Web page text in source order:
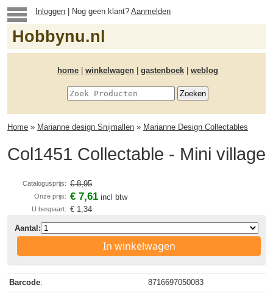
Inloggen | Nog geen klant?Aanmelden
Hobbynu.nl
home winkelwagen gastenboek weblog
Home » Marianne design Snijmallen » Marianne Design Collectables
Col1451 Collectable - Mini village
Catalogusprijs: € 8,95
Onze prijs: € 7,61 incl btw
U bespaart: € 1,34
Aantal:
In winkelwagen
Barcode: 8716697050083